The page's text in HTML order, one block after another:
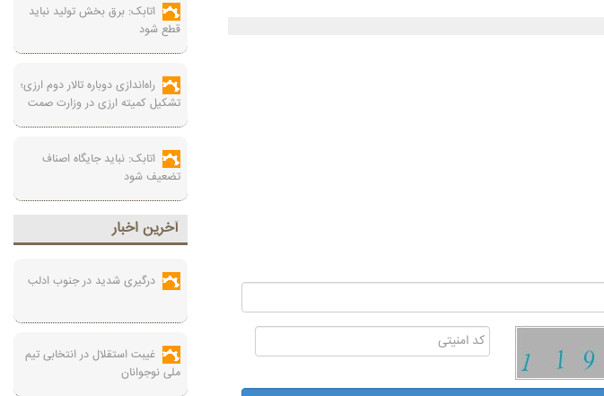
اتابک: برق بخش تولید نباید
قطع شود
راه‌اندازی دوباره تالار دوم ارزی؛
تشکیل کمیته ارزی در وزارت صمت
اتابک: نباید جایگاه اصناف
تضعیف شود
آخرين اخبار
درگیری شدید در جنوب ادلب
غیبت استقلال در انتخابی تیم
ملی نوجوانان